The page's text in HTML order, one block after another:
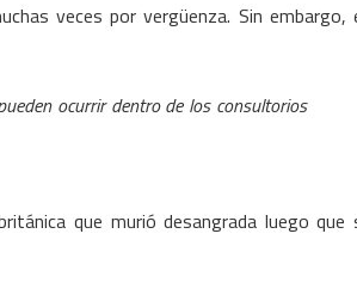
veces por vergüenza. Sin embargo,
ocurrir dentro de los consultorios
que murió desangrada luego que